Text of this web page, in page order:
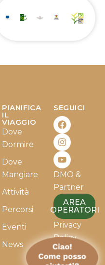
PIANIFICA
IL
VIAGGIO
Dove
Dormire
Dove
Mangiare
Attività
Percorsi
Eventi
News
SEGUICI
F
a
c
e
b
o
o
k
I
n
s
t
a
g
r
a
m
Y
o
u
t
u
b
e
DMO &
Partner
AREA
OPERATORI
Privacy
Policy
Cookie